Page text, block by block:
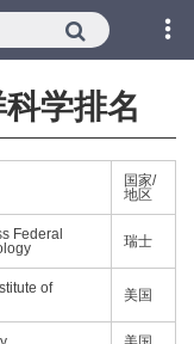
学排名
国家/
地区
Federal
瑞士
of
美国